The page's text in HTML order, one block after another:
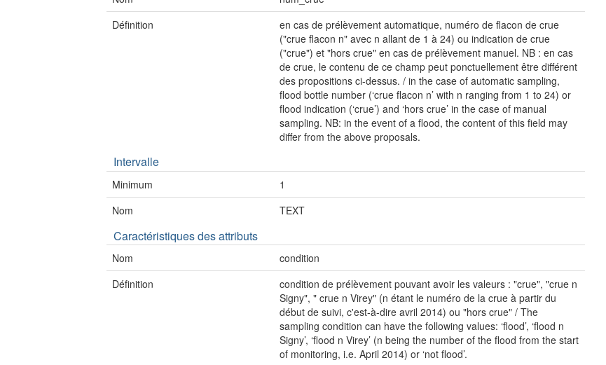
Définition
en cas de prélèvement automatique, numéro de flacon de crue
("crue flacon n" avec n allant de 1 à 24) ou indication de crue
("crue") et "hors crue" en cas de prélèvement manuel. NB : en cas
de crue, le contenu de ce champ peut ponctuellement être différent
des propositions ci-dessus. / in the case of automatic sampling,
flood bottle number (‘crue flacon n’ with n ranging from 1 to 24) or
flood indication (‘crue’) and ‘hors crue’ in the case of manual
sampling. NB: in the event of a flood, the content of this field may
differ from the above proposals.
Intervalle
Minimum
1
Nom
TEXT
Caractéristiques des attributs
Nom
condition
Définition
condition de prélèvement pouvant avoir les valeurs : "crue", "crue n
Signy", " crue n Virey" (n étant le numéro de la crue à partir du
début de suivi, c'est-à-dire avril 2014) ou "hors crue" / The
sampling condition can have the following values: ‘flood’, ‘flood n
Signy’, ‘flood n Virey’ (n being the number of the flood from the start
of monitoring, i.e. April 2014) or ‘not flood’.